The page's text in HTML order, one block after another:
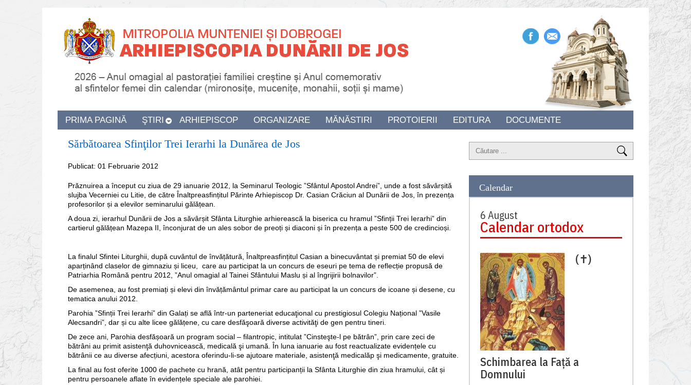
PRIMA PAGINĂ ŞTIRI ARHIEPISCOP ORGANIZARE MĂNĂSTIRI PROTOIERII EDITURA DOCUMENTE
Sărbătoarea Sfinţilor Trei Ierarhi la Dunărea de Jos
Publicat: 01 Februarie 2012
Prăznuirea a început cu ziua de 29 ianuarie 2012, la Seminarul Teologic ”Sfântul Apostol Andrei”, unde a fost săvârșită
slujba Vecerniei cu Litie, de către Înaltpreasfințitul Părinte Arhiepiscop Dr. Casian Crăciun al Dunării de Jos, în prezența
profesorilor și a elevilor seminarului gălățean.
A doua zi, ierarhul Dunării de Jos a săvârșit Sfânta Liturghie arhierească la biserica cu hramul ”Sfinții Trei Ierarhi” din
cartierul gălățean Mazepa II, înconjurat de un ales sobor de preoți și diaconi și în prezența a peste 500 de credincioși.
La finalul Sfintei Liturghii, după cuvântul de învățătură, Înaltpreasfințitul Casian a binecuvântat și premiat 50 de elevi
aparținând claselor de gimnaziu și liceu, care au participat la un concurs de eseuri pe tema de reflecție propusă de
Patriarhia Română pentru 2012, ”Anul omagial al Tainei Sfântului Maslu și al îngrijirii bolnavilor”.
De asemenea, au fost premiați și elevi din învățământul primar care au participat la un concurs de icoane și desene, cu
tematica anului 2012.
Parohia ”Sfinții Trei Ierarhi” din Galați se află într-un parteneriat educaţional cu prestigiosul Colegiu Național ”Vasile
Alecsandri”, dar și cu alte licee gălățene, cu care desfăşoară diverse activităţi de gen pentru tineri.
De zece ani, Parohia desfășoară un program social – filantropic, intitulat ”Cinsteşte-l pe bătrân”, prin care zeci de
bătrâni au primit asistenţă duhovnicească, medicală şi umană. În luna ianuarie au fost reactualizate evidențele cu
bătrânii ce au diverse afecțiuni, acestora oferindu-li-se ajutoare materiale, asistenţă medicalăp şi medicamente, gratuite.
La final au fost oferite 1000 de pachete cu hrană, atât pentru participanții la Sfânta Liturghie din ziua hramului, cât și
pentru persoanele aflate în evidențele speciale ale parohiei.
Calendar
6 August
Calendar ortodox
(✝)
Schimbarea la Față a
Domnului